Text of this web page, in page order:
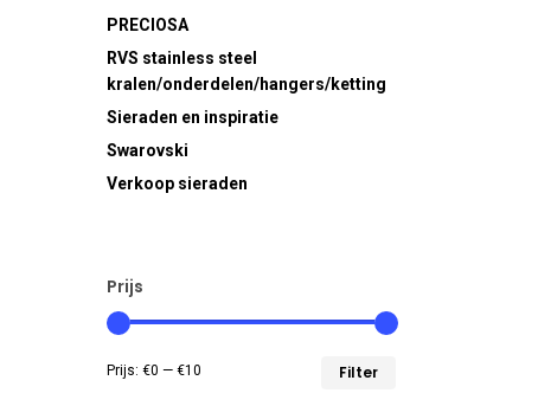
PRECIOSA
RVS stainless steel
kralen/onderdelen/hangers/ketting
Sieraden en inspiratie
Swarovski
Verkoop sieraden
Prijs
Filter
Prijs: €0 — €10